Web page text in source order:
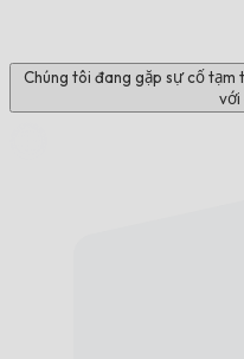
Chúng tôi đang gặp sự cố tạm
với